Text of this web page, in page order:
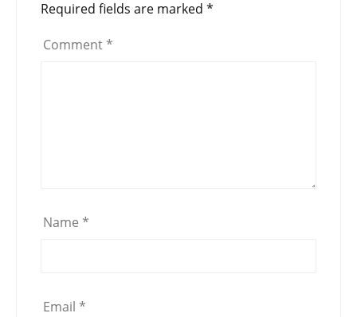
Required fields are marked *
Comment *
Name *
Email *